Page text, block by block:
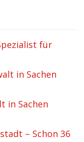
für
in Sachen
in Sachen
– Schon 36